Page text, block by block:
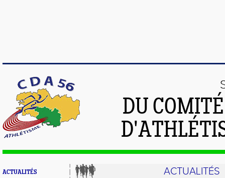
DU
ACTUALITÉS ACTUALITÉS